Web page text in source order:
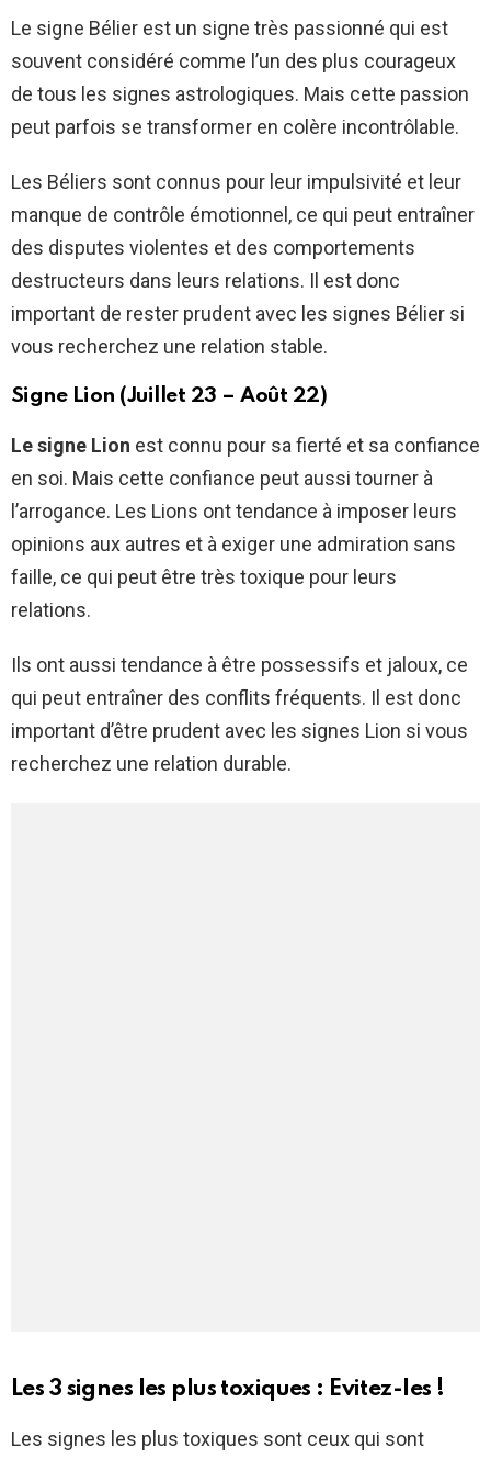
Le signe Bélier est un signe très passionné qui est
souvent considéré comme l’un des plus courageux
de tous les signes astrologiques. Mais cette passion
peut parfois se transformer en colère incontrôlable.
Les Béliers sont connus pour leur impulsivité et leur
manque de contrôle émotionnel, ce qui peut entraîner
des disputes violentes et des comportements
destructeurs dans leurs relations. Il est donc
important de rester prudent avec les signes Bélier si
vous recherchez une relation stable.
Signe Lion (Juillet 23 – Août 22)
Le signe Lion est connu pour sa fierté et sa confiance
en soi. Mais cette confiance peut aussi tourner à
l’arrogance. Les Lions ont tendance à imposer leurs
opinions aux autres et à exiger une admiration sans
faille, ce qui peut être très toxique pour leurs
relations.
Ils ont aussi tendance à être possessifs et jaloux, ce
qui peut entraîner des conflits fréquents. Il est donc
important d’être prudent avec les signes Lion si vous
recherchez une relation durable.
Les 3 signes les plus toxiques : Evitez-les !
Les signes les plus toxiques sont ceux qui sont